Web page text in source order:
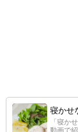
寝かせ
「寝か